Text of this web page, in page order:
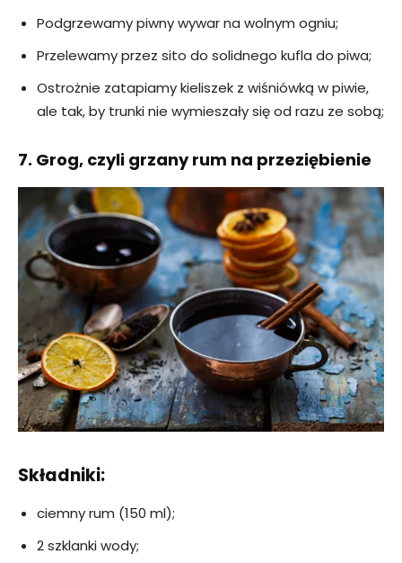
Podgrzewamy piwny wywar na wolnym ogniu;
Przelewamy przez sito do solidnego kufla do piwa;
Ostrożnie zatapiamy kieliszek z wiśniówką w piwie,
ale tak, by trunki nie wymieszały się od razu ze sobą;
7. Grog, czyli grzany rum na przeziębienie
Składniki:
ciemny rum (150 ml);
2 szklanki wody;